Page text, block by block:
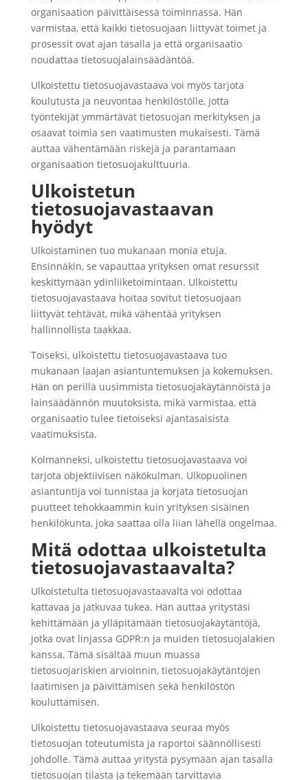
organisaation päivittäisessä toiminnassa. Hän
varmistaa, että kaikki tietosuojaan liittyvät toimet ja
prosessit ovat ajan tasalla ja että organisaatio
noudattaa tietosuojalainsäädäntöä.
Ulkoistettu tietosuojavastaava voi myös tarjota
koulutusta ja neuvontaa henkilöstölle, jotta
työntekijät ymmärtävät tietosuojan merkityksen ja
osaavat toimia sen vaatimusten mukaisesti. Tämä
auttaa vähentämään riskejä ja parantamaan
organisaation tietosuojakulttuuria.
Ulkoistetun
tietosuojavastaavan
hyödyt
Ulkoistaminen tuo mukanaan monia etuja.
Ensinnäkin, se vapauttaa yrityksen omat resurssit
keskittymään ydinliiketoimintaan. Ulkoistettu
tietosuojavastaava hoitaa sovitut tietosuojaan
liittyvät tehtävät, mikä vähentää yrityksen
hallinnollista taakkaa.
Toiseksi, ulkoistettu tietosuojavastaava tuo
mukanaan laajan asiantuntemuksen ja kokemuksen.
Hän on perillä uusimmista tietosuojakäytännöistä ja
lainsäädännön muutoksista, mikä varmistaa, että
organisaatio tulee tietoiseksi ajantasaisista
vaatimuksista.
Kolmanneksi, ulkoistettu tietosuojavastaava voi
tarjota objektiivisen näkökulman. Ulkopuolinen
asiantuntija voi tunnistaa ja korjata tietosuojan
puutteet tehokkaammin kuin yrityksen sisäinen
henkilökunta, joka saattaa olla liian lähellä ongelmaa.
Mitä odottaa ulkoistetulta
tietosuojavastaavalta?
Ulkoistetulta tietosuojavastaavalta voi odottaa
kattavaa ja jatkuvaa tukea. Hän auttaa yritystäsi
kehittämään ja ylläpitämään tietosuojakäytäntöjä,
jotka ovat linjassa GDPR:n ja muiden tietosuojalakien
kanssa. Tämä sisältää muun muassa
tietosuojariskien arvioinnin, tietosuojakäytäntöjen
laatimisen ja päivittämisen sekä henkilöstön
kouluttamisen.
Ulkoistettu tietosuojavastaava seuraa myös
tietosuojan toteutumista ja raportoi säännöllisesti
johdolle. Tämä auttaa yritystä pysymään ajan tasalla
tietosuojan tilasta ja tekemään tarvittavia